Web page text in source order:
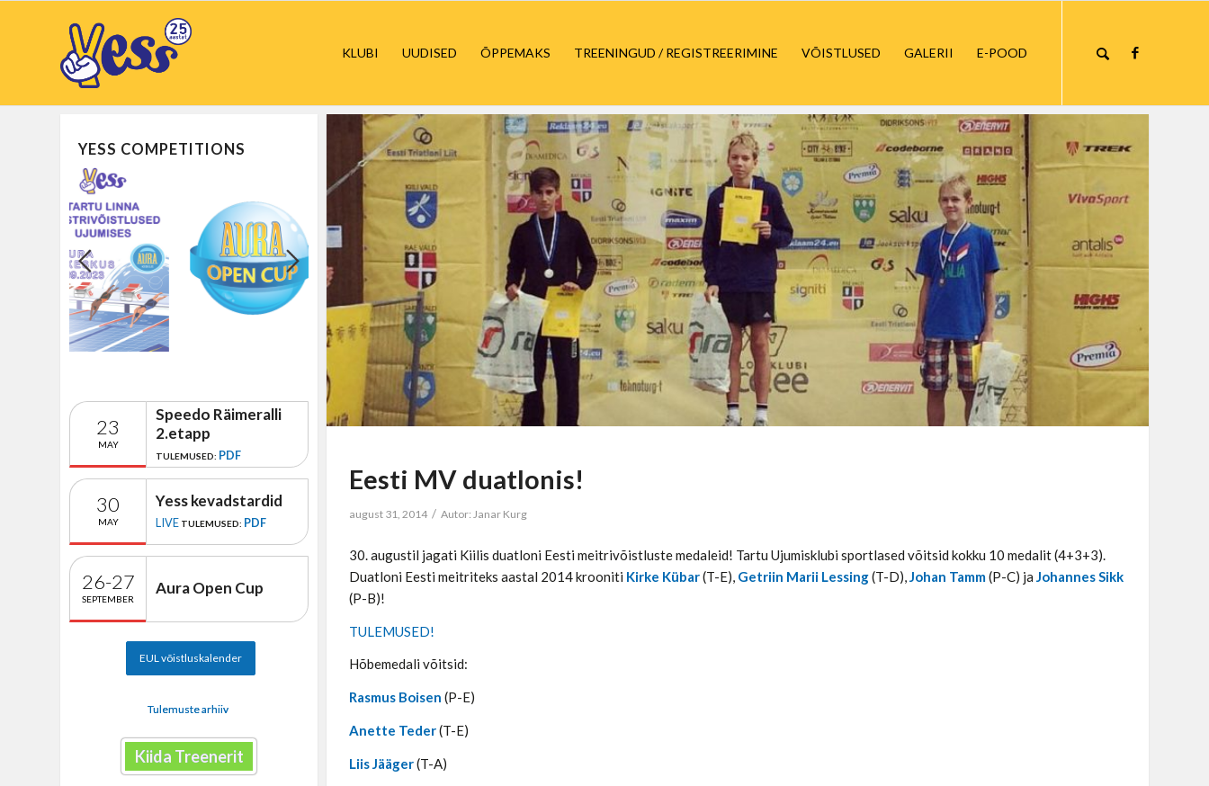
KLUBI UUDISED ÕPPEMAKS TREENINGUD / REGISTREERIMINE VÕISTLUSED GALERII E-POOD
Eesti MV duatlonis!
august 31, 2014 / Autor:Janar Kurg
30. augustil jagati Kiilis duatloni Eesti meitrivõistluste medaleid! Tartu Ujumisklubi sportlased võitsid kokku 10 medalit (4+3+3).
Duatloni Eesti meitriteks aastal 2014 krooniti Kirke Kübar(T-E), Getriin Marii Lessing(T-D),Johan Tamm(P-C) jaJohannes Sikk
(P-B)!
TULEMUSED!
Hõbemedali võitsid:
Rasmus Boisen (P-E)
Anette Teder(T-E)
Liis Jääger(T-A)
YESS COMPETITIONS
23
MAY
Speedo Räimeralli
2.etapp
TULEMUSED: PDF
30
MAY
Yess kevadstardid
LIVE TULEMUSED: PDF
26-27
SEPTEMBER
Aura Open Cup
EUL võistluskalender
Tulemuste arhiiv
Kiida Treenerit